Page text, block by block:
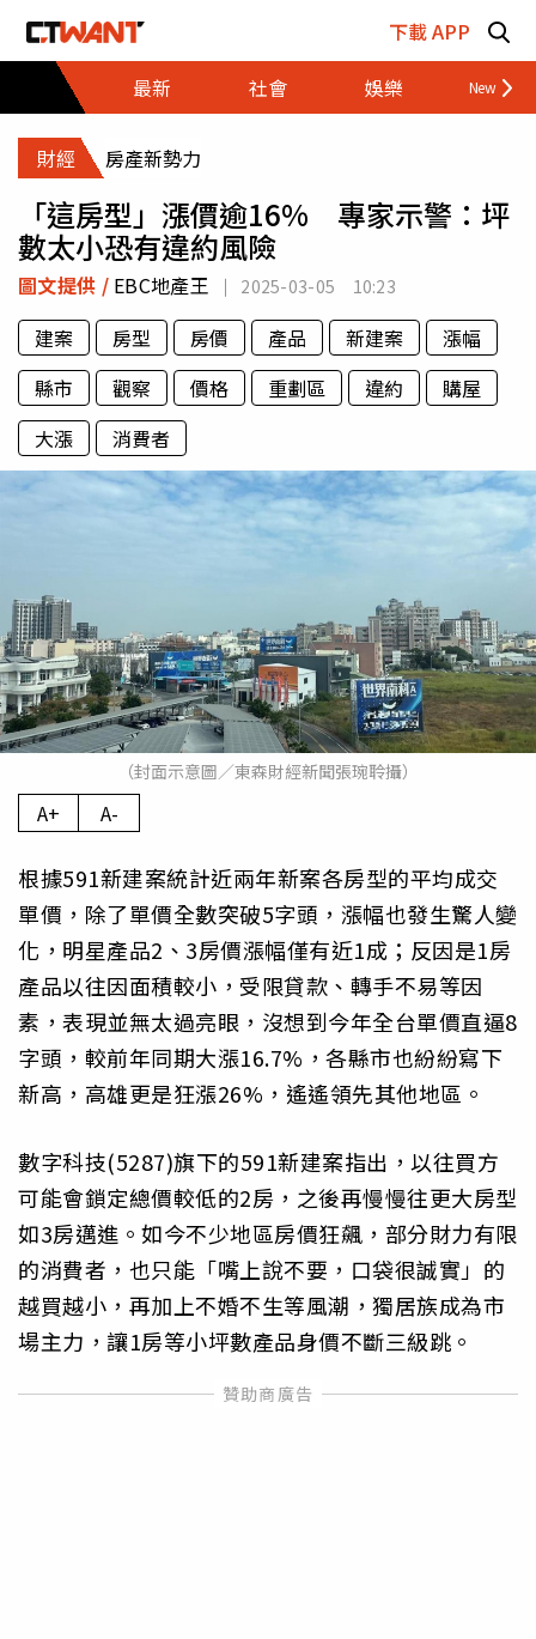
下載 APP
最新
社會 娛樂 財經
財經 房產新勢力
「這房型」漲價逾16% 專家示警：坪
數太小恐有違約風險
圖文提供 / EBC地產王 2025-03-05 10:23
建案 房型 房價 產品 新建案
漲幅
縣市
觀察 價格 重劃區 違約
購屋
大漲
消費者
（封面示意圖／東森財經新聞張琬聆攝）
A+ A-
根據591新建案統計近兩年新案各房型的平均成交
單價，除了單價全數突破5字頭，漲幅也發生驚人變
化，明星產品2、3房價漲幅僅有近1成；反因是1房
產品以往因面積較小，受限貸款、轉手不易等因
素，表現並無太過亮眼，沒想到今年全台單價直逼8
字頭，較前年同期大漲16.7%，各縣市也紛紛寫下
新高，高雄更是狂漲26%，遙遙領先其他地區。
數字科技(5287)旗下的591新建案指出，以往買方
可能會鎖定總價較低的2房，之後再慢慢往更大房型
如3房邁進。如今不少地區房價狂飆，部分財力有限
的消費者，也只能「嘴上說不要，口袋很誠實」的
越買越小，再加上不婚不生等風潮，獨居族成為市
場主力，讓1房等小坪數產品身價不斷三級跳。